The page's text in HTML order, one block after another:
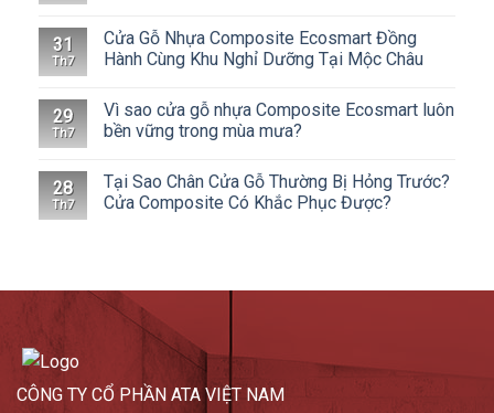
31
Th7
Cửa Gỗ Nhựa Composite Ecosmart Đồng
Hành Cùng Khu Nghỉ Dưỡng Tại Mộc Châu
29
Th7
Vì sao cửa gỗ nhựa Composite Ecosmart luôn
bền vững trong mùa mưa?
28
Th7
Tại Sao Chân Cửa Gỗ Thường Bị Hỏng Trước?
Cửa Composite Có Khắc Phục Được?
CÔNG TY CỔ PHẦN ATA VIỆT NAM